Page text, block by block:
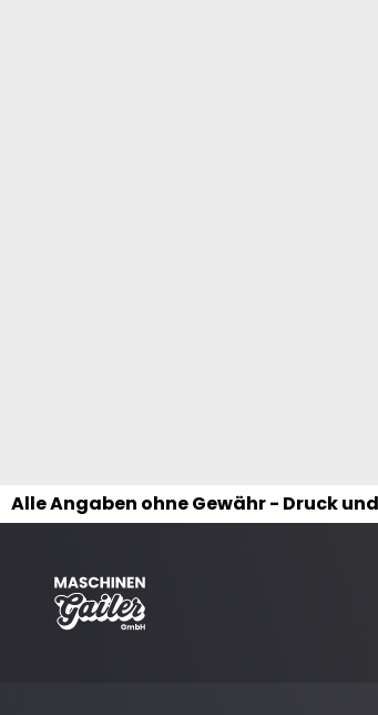
Alle Angaben ohne Gewähr - Druck